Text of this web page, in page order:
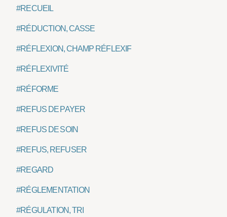
#RECUEIL
#RÉDUCTION, CASSE
#RÉFLEXION, CHAMP RÉFLEXIF
#RÉFLEXIVITÉ
#RÉFORME
#REFUS DE PAYER
#REFUS DE SOIN
#REFUS, REFUSER
#REGARD
#RÉGLEMENTATION
#RÉGULATION, TRI